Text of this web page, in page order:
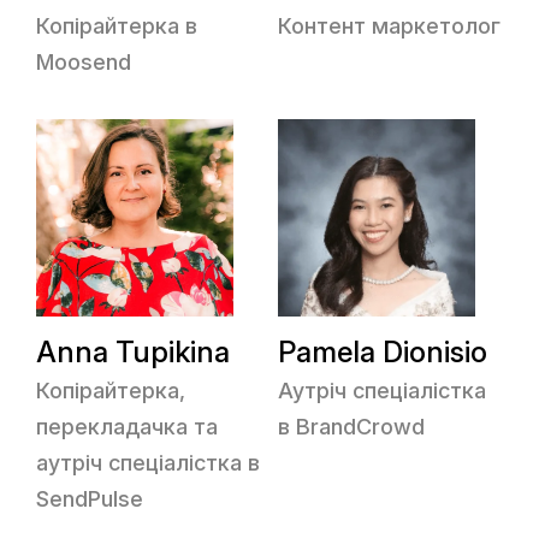
Копірайтерка в
Moosend
Контент маркетолог
Anna Tupikina
Копірайтерка,
перекладачка та
аутріч спеціалістка в
SendPulse
Pamela Dionisio
Аутріч спеціалістка
в BrandCrowd